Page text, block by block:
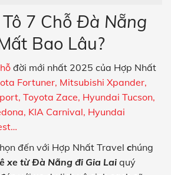
7 Chỗ Đà Nẵng
Bao Lâu?
đời mới nhất 2025 của Hợp Nhất
Fortuner, Mitsubishi Xpander,
Toyota Zace, Hyundai Tucson,
KIA Carnival, Hyundai
đến với Hợp Nhất Travel chúng
xe từ Đà Nẵng đi Gia Lai quý